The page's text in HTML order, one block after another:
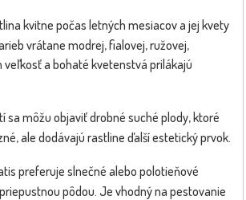
kvitne počas letných mesiacov a jej kvety
vrátane modrej, fialovej, ružovej,
veľkosť a bohaté kvetenstvá prilákajú
sa môžu objaviť drobné suché plody, ktoré
ale dodávajú rastline ďalší estetický prvok.
preferuje slnečné alebo polotieňové
pôdou. Je vhodný na pestovanie